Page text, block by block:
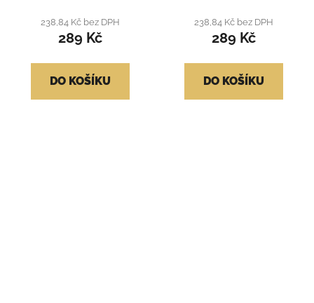
238,84 Kč bez DPH
289 Kč
DO KOŠÍKU
238,84 Kč bez DPH
289 Kč
DO KOŠÍKU